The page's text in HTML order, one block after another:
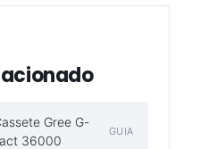
Gree G-
36000
GUIA